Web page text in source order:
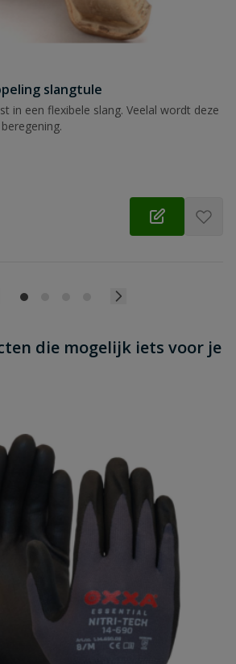
snelkoppeling / klauwkoppeling
ja
slangtule
in een flexibele slang. Veelal wordt deze
die mogelijk iets voor je